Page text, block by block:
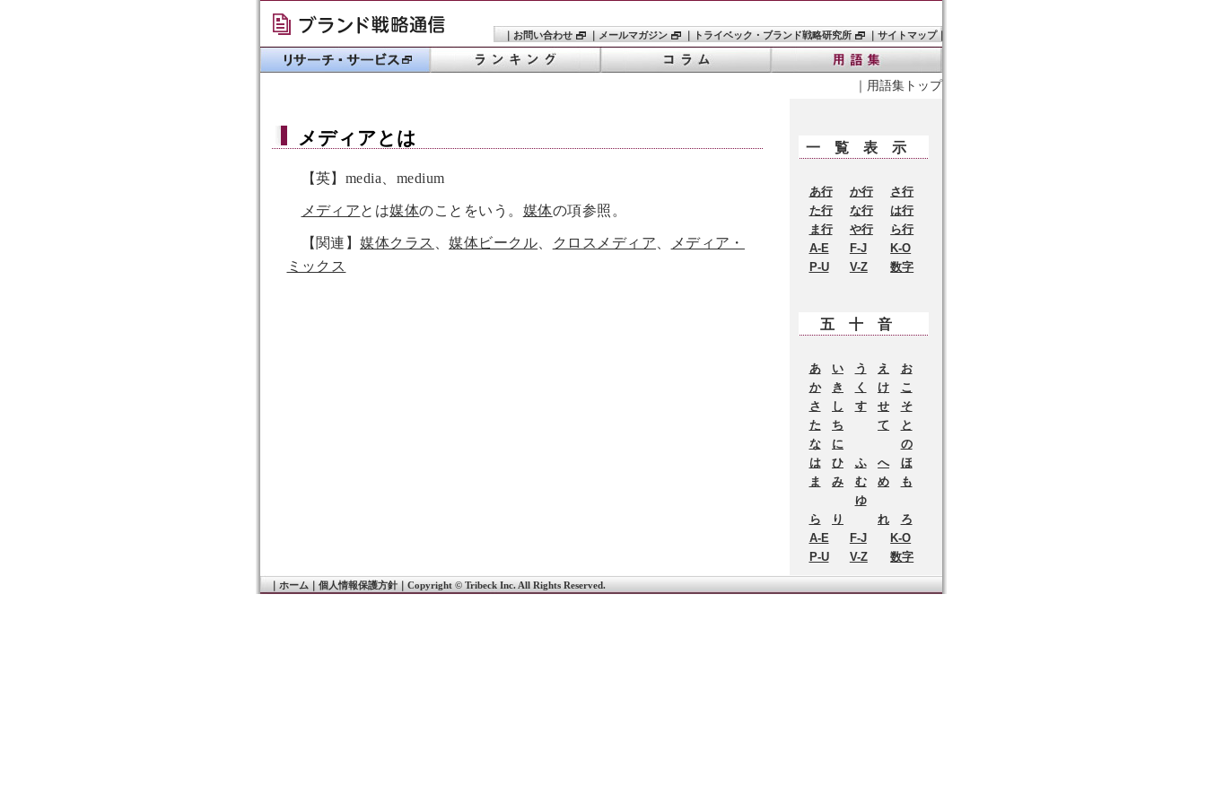
｜ お問い合わせ ｜ メールマガジン ｜ トライベック・ブランド戦略研究所 ｜ サイトマップ｜
｜ 用語集トップ
メディアとは
【英】media、medium
メディアとは媒体のことをいう。 媒体の項参照。
【関連】媒体クラス 、媒体ビークル クロスメディア
メディア・
ミックス
一覧表示
あ行 か行
さ行
た行
な行
は行
ま行
や行
ら行
A-E
F-J
K-O
P-U
V-Z 数字
五十音
あ い う え
お
か
き く け
こ
さ
し す せ
そ
た
ち て
と
な
に
の
は
ひ ふ へ
ほ
ま
み む め
も
ゆ
ら
り れ
ろ
A-E
F-J
K-O
P-U
V-Z 数字
ホーム｜ 個人情報保護方針｜ Copyright © Tribeck Inc. All Rights Reserved.